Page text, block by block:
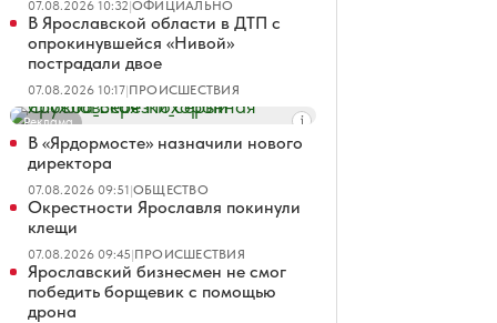
07.08.2026 10:32|ОФИЦИАЛЬНО
В Ярославской области в ДТП с
опрокинувшейся «Нивой»
пострадали двое
07.08.2026 10:17|ПРОИСШЕСТВИЯ
Реклама
В «Ярдормосте» назначили нового
директора
07.08.2026 09:51|ОБЩЕСТВО
Окрестности Ярославля покинули
клещи
07.08.2026 09:45|ПРОИСШЕСТВИЯ
Ярославский бизнесмен не смог
победить борщевик с помощью
дрона